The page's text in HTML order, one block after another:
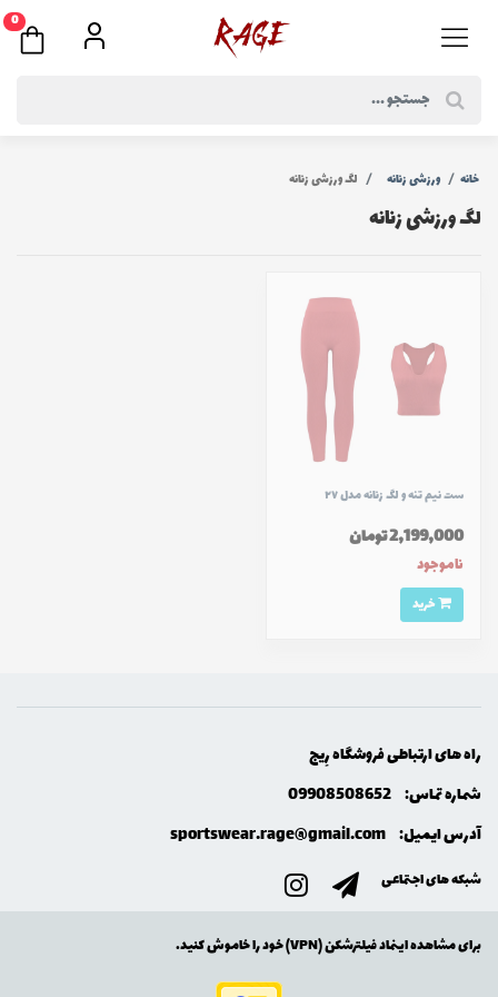
0
خانه ورزشی زنانه لگ ورزشی زنانه
لگ ورزشی زنانه
ست نیم تنه و لگ زنانه مدل ۲۷
2,199,000 تومان
ناموجود
راه های ارتباطی فروشگاه رِيج
شماره تماس: 09908508652
آدرس ایمیل: sportswear.rage@gmail.com
شبکه های اجتماعی
برای مشاهده اینماد فیلترشکن (VPN) خود را خاموش کنید.